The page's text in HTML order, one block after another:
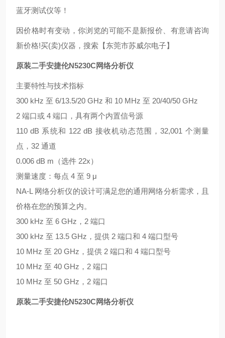
蓝牙测试仪等！
因价格时有变动，你浏览的可能不是新报价、有意请咨询
新价格!买(卖)仪器，搜索【东莞市苏威尔电子】
原装二手安捷伦N5230C网络分析仪
主要特性与技术指标
300 kHz 至 6/13.5/20 GHz 和 10 MHz 至 20/40/50 GHz
2 端口或 4 端口，具有两个内置信号源
110 dB 系统和 122 dB 接收机动态范围，32,001 个测量
点，32 通道
0.006 dB m（选件 22x）
测量速度：每点 4 至 9 μ
NA-L 网络分析仪的设计可满足您的通用网络分析需求，且
价格在您的预算之内。
300 kHz 至 6 GHz，2 端口
300 kHz 至 13.5 GHz，提供 2 端口和 4 端口型号
10 MHz 至 20 GHz，提供 2 端口和 4 端口型号
10 MHz 至 40 GHz，2 端口
10 MHz 至 50 GHz，2 端口
原装二手安捷伦N5230C网络分析仪